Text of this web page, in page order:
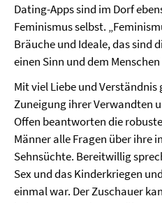
Dating-Apps sind im Dorf
Feminismus selbst.
Bräuche und Ideale, das sind
einen Sinn und dem
Mit viel Liebe und
Zuneigung ihrer Verwandten
Offen beantworten die
Männer alle Fragen über ihre
Sehnsüchte. Bereitwillig
Sex und das Kinderkriegen
einmal war. Der Zuschauer